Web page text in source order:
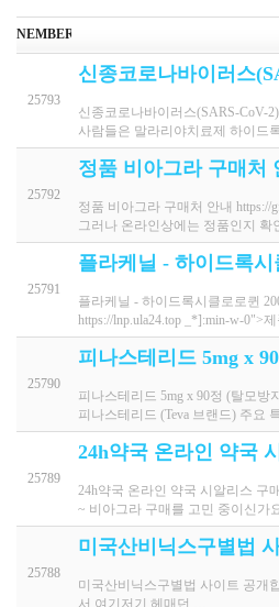
NEMBER
25793
신종코로나바이러스
신종코로나바이러스(SARS-CoV-
사람들은 말라리야치료제 하이드
25792
정품 비아그라 구매처
정품 비아그라 구매처 안내
그러나 온라인상에는 정품인지
25791
플라케닐 - 하이드록
플라케닐 - 하이드록시클로로퀸
https://lnp.ula24.top _*]:min-w-0">
25790
피나스테리드 5mg x
피나스테리드 5mg x 90정 (탈모
피나스테리드 (Teva 브랜드) 주요
25789
24h약국 온라인 약국
24h약국 온라인 약국 시알리스 구
~ 비아그라 구매를 고민 중이신가
25788
미국산비닉스구별법
미국산비닉스구별법 사이트 공개